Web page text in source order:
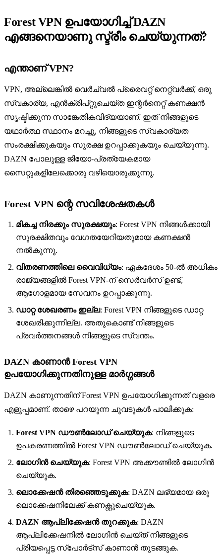
Forest VPN ഉപയോഗിച്ച് DAZN
എങ്ങനെയാണു സ്ട്രീം ചെയ്യുന്നത്?
എന്താണ് VPN?
VPN, അല്ലെങ്കിൽ വെർച്വൽ പ്രൈവറ്റ് നെറ്റ്‌വർക്ക്, ഒരു
സ്വകാര്യ, എൻക്രിപ്റ്റുചെയ്ത ഇന്റർനെറ്റ് കണക്ഷൻ
സൃഷ്ടിക്കുന്ന സാങ്കേതികവിദ്യയാണ്. ഇത് നിങ്ങളുടെ
യഥാർത്ഥ സ്ഥാനം മറച്ചു, നിങ്ങളുടെ സ്വകാര്യത
സംരക്ഷിക്കുകയും സുരക്ഷ ഉറപ്പാക്കുകയും ചെയ്യുന്നു.
DAZN പോലുള്ള ജിയോ-പ്രത്യേകമായ
സൈറ്റുകളിലേക്കൊരു വഴിയൊരുക്കുന്നു.
Forest VPN ന്റെ സവിശേഷതകൾ
മികച്ച നിരക്കും സുരക്ഷയും: Forest VPN നിങ്ങൾക്കായി
സുരക്ഷിതവും വേഗതയേറിയതുമായ കണക്ഷൻ
നൽകുന്നു.
വിതരണത്തിലെ വൈവിധ്യം: ഏകദേശം 50-ൽ അധികം
രാജ്യങ്ങളിൽ Forest VPN-ന് സെർവർസ് ഉണ്ട്,
ആഗോളമായ സേവനം ഉറപ്പാക്കുന്നു.
ഡാറ്റ ശേഖരണം ഇല്ല: Forest VPN നിങ്ങളുടെ ഡാറ്റ
ശേഖരിക്കുന്നില്ല. അതുകൊണ്ട് നിങ്ങളുടെ
പ്രവർത്തനങ്ങൾ നിങ്ങളുടെ സ്വന്തം.
DAZN കാണാൻ Forest VPN
ഉപയോഗിക്കുന്നതിനുള്ള മാർഗ്ഗങ്ങൾ
DAZN കാണുന്നതിന് Forest VPN ഉപയോഗിക്കുന്നത് വളരെ
എളുപ്പമാണ്. താഴെ പറയുന്ന ചുവടുകൾ പാലിക്കുക:
Forest VPN ഡൗൺലോഡ് ചെയ്യുക: നിങ്ങളുടെ
ഉപകരണത്തിൽ Forest VPN ഡൗൺലോഡ് ചെയ്യുക.
ലോഗിൻ ചെയ്യുക: Forest VPN അക്കൗണ്ടിൽ ലോഗിൻ
ചെയ്യുക.
ലൊക്കേഷൻ തിരഞ്ഞെടുക്കുക: DAZN ലഭ്യമായ ഒരു
ലൊക്കേഷനിലേക്ക് കണക്റ്റുചെയ്യുക.
DAZN ആപ്ലിക്കേഷൻ തുറക്കുക: DAZN
ആപ്ലിക്കേഷനിൽ ലോഗിൻ ചെയ്ത് നിങ്ങളുടെ
പ്രിയപ്പെട്ട സ്പോർട്സ് കാണാൻ തുടങ്ങുക.